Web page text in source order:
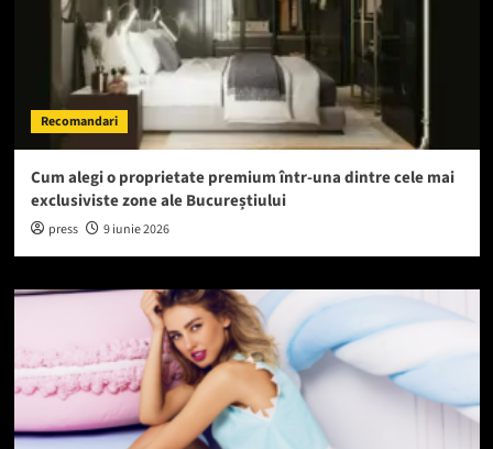
Recomandari
Cum alegi o proprietate premium într-una dintre cele mai
exclusiviste zone ale Bucureștiului
press 9 iunie 2026